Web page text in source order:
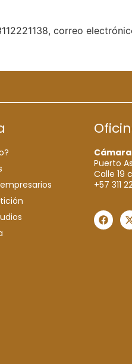
correo
Puerto
Calle 19
+57 311